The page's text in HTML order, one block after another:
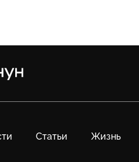
Статьи Жизнь